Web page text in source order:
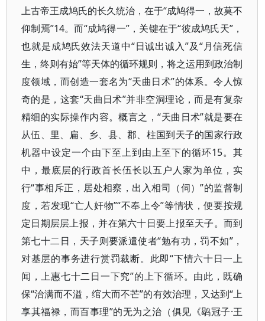
上古帝王成鸠氏的长久统治，在于“成鸠得一，故莫不
仰制焉”14。而“成鸠得一”，关键在于“彼成鸠氏天”，
也就是成鸠氏效法天道中“日诚出诚入”及“月信死信
生，终则有始”等天体的循环规则，将之运用到政治制
度领域，而创造一套名为“天曲日术”的体系。令人惊
奇的是，这套“天曲日术”并非空洞理论，而是有复杂
精细的实际操作内容。概言之，“天曲日术”就是要在
从伍、里、扁、乡、县、郡、柱国到天子的国家行政
机器中设定一个由下至上到由上至下的循环15。其
中，最底层的行政首长伍长以五户人家为单位，实
行“事相斥正，居处相察，出入相司（伺）”的监督制
度，若发现“亡人奸物”“不奉上令”等情状，便要按规
定日期层层上报，并在第六十日要上报至天子。而到
第七十二日，天子则要派遣使者“勉有功，罚不如”，
对基层的事务进行赏罚裁断。此即“下情六十日一上
闻，上惠七十二日一下究”的上下循环。由此，既确
保“治满而不溢，绾大而不芒”的有效治理，又达到“上
享其福禄，而百事理”的无为之治（俱见《鹖冠子·王